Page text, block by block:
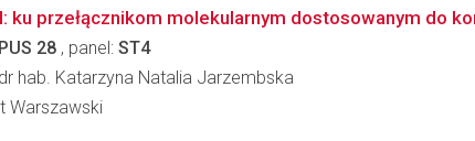
ku przełącznikom molekularnym dostosowanym do
28 , panel: ST4
hab. Katarzyna Natalia Jarzembska
Warszawski